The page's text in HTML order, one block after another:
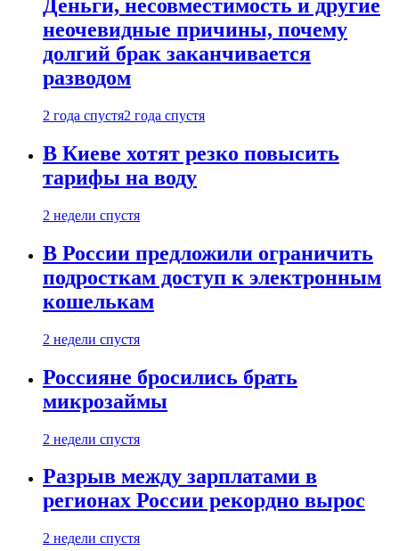
Деньги, несовместимость и другие
неочевидные причины, почему
долгий брак заканчивается
разводом
2 года спустя2 года спустя
В Киеве хотят резко повысить
тарифы на воду
2 недели спустя
В России предложили ограничить
подросткам доступ к электронным
кошелькам
2 недели спустя
Россияне бросились брать
микрозаймы
2 недели спустя
Разрыв между зарплатами в
регионах России рекордно вырос
2 недели спустя